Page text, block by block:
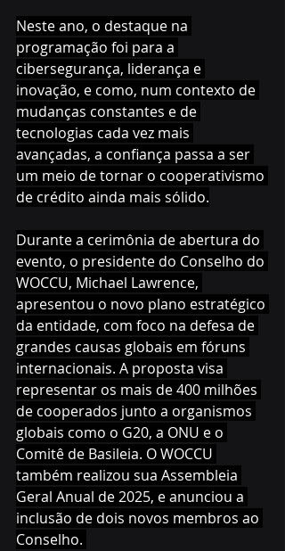
Neste ano, o destaque na
programação foi para a
cibersegurança, liderança e
inovação, e como, num contexto de
mudanças constantes e de
tecnologias cada vez mais
avançadas, a confiança passa a ser
um meio de tornar o cooperativismo
de crédito ainda mais sólido.
Durante a cerimônia de abertura do
evento, o presidente do Conselho do
WOCCU, Michael Lawrence,
apresentou o novo plano estratégico
da entidade, com foco na defesa de
grandes causas globais em fóruns
internacionais. A proposta visa
representar os mais de 400 milhões
de cooperados junto a organismos
globais como o G20, a ONU e o
Comitê de Basileia. O WOCCU
também realizou sua Assembleia
Geral Anual de 2025, e anunciou a
inclusão de dois novos membros ao
Conselho.